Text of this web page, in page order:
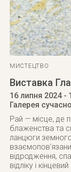
МИСТЕЦТВО
Виставка
16 липня 2024-
Галерея
Рай — місце, де
блаженства та
ланцюги
відродження,
відліку і